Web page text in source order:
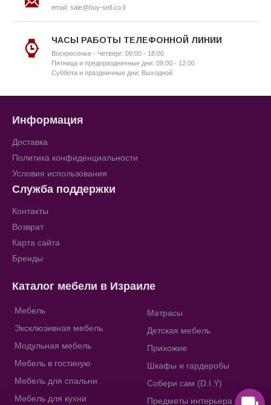
email: sale@buy-sell.co.il
ЧАСЫ РАБОТЫ ТЕЛЕФОННОЙ ЛИНИИ
Воскресенье - Четверг: 09:00 - 18:00
Пятница и предпраздничные дни: 09:00 - 12:00
Суббота и праздничные дни: Выходной
Информация
Доставка
Политика конфиденциальности
Условия использования
Служба поддержки
Контакты
Возврат
Карта сайта
Бренды
Каталог мебели в Израиле
Мебель
Эксклюзивная мебель
Модульная мебель
Мебель в гостиную
Мебель для спальни
Мебель для кухни
Матрасы
Детская мебель
Прихожие
Шкафы и гардеробы
Собери сам (D.I.Y)
Предметы интерьера